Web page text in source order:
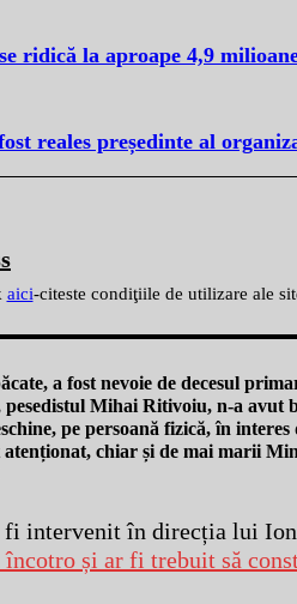
ridică la aproape 4,9
reales președinte al
aici-citeste condiţiile de utilizare ale
a fost nevoie de decesul
Mihai Ritivoiu, n-a avut
pe persoană fizică, în interes
chiar și de mai marii
fi intervenit în direcția lui
și ar fi trebuit să